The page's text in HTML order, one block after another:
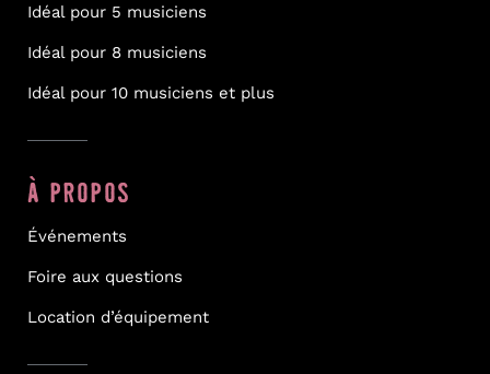
Idéal pour 5 musiciens
Idéal pour 8 musiciens
Idéal pour 10 musiciens et plus
À PROPOS
Événements
Foire aux questions
Location d’équipement